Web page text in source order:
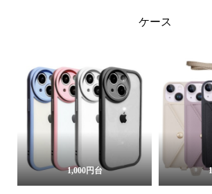
ケース
1,000円台